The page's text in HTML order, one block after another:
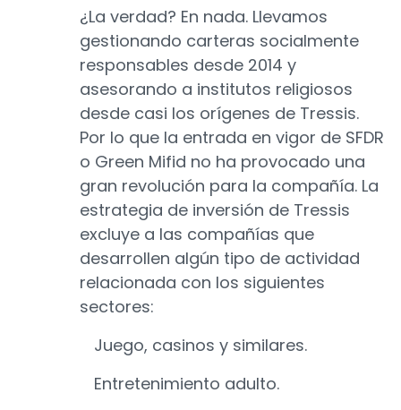
¿La verdad? En nada. Llevamos
gestionando carteras socialmente
responsables desde 2014 y
asesorando a institutos religiosos
desde casi los orígenes de Tressis.
Por lo que la entrada en vigor de SFDR
o Green Mifid no ha provocado una
gran revolución para la compañía. La
estrategia de inversión de Tressis
excluye a las compañías que
desarrollen algún tipo de actividad
relacionada con los siguientes
sectores:
Juego, casinos y similares.
Entretenimiento adulto.